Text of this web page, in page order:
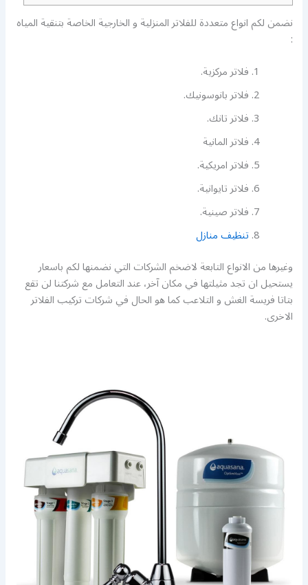
نضمن لكم انواع متعددة للفلاتر المنزلية و الخارجية الخاصة بتنقية المياه
:
فلاتر مركزية.
فلاتر بانوسونيك.
فلاتر تانك.
فلاتر المانية
فلاتر امريكية.
فلاتر تايوانية.
فلاتر صينية.
تنظيف منازل
وغيرها من الانواع التابعة لاضخم الشركات التي نضمنها لكم باسعار
يستحيل ان تجد مثيلتها في مكان آخر، عند التعامل مع شركتنا لن تقع
بتاتا فريسة الغش و التلاعب كما هو الحال في شركات تركيب الفلاتر
الاخرى.